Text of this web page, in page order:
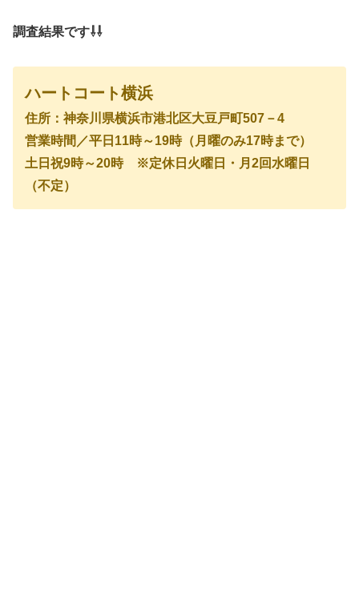
調査結果です⇩⇩
ハートコート横浜
住所：神奈川県横浜市港北区大豆戸町507－4
営業時間／平日11時～19時（月曜のみ17時まで）
土日祝9時～20時 ※定休日火曜日・月2回水曜日
（不定）